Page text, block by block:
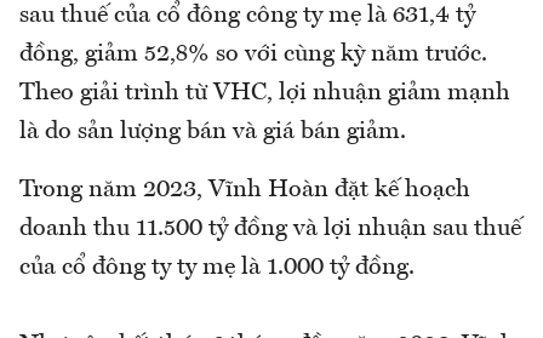
sau thuế của cổ đông công ty mẹ là 631,4 tỷ
đồng, giảm 52,8% so với cùng kỳ năm trước.
Theo giải trình từ VHC, lợi nhuận giảm mạnh
là do sản lượng bán và giá bán giảm.
Trong năm 2023, Vĩnh Hoàn đặt kế hoạch
doanh thu 11.500 tỷ đồng và lợi nhuận sau thuế
của cổ đông ty ty mẹ là 1.000 tỷ đồng.